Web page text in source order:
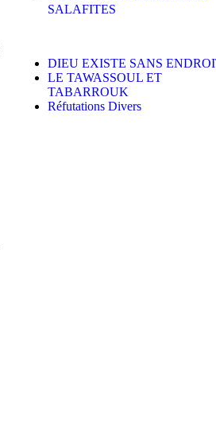
SALAFITES
DIEU EXISTE SANS
LE TAWASSOUL ET
TABARROUK
Réfutations Divers